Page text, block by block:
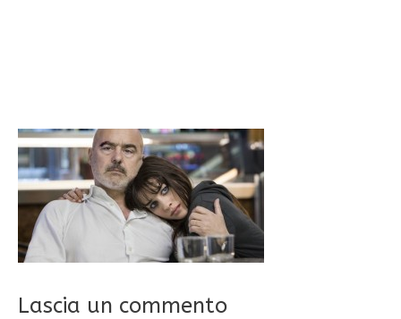
Lascia un commento